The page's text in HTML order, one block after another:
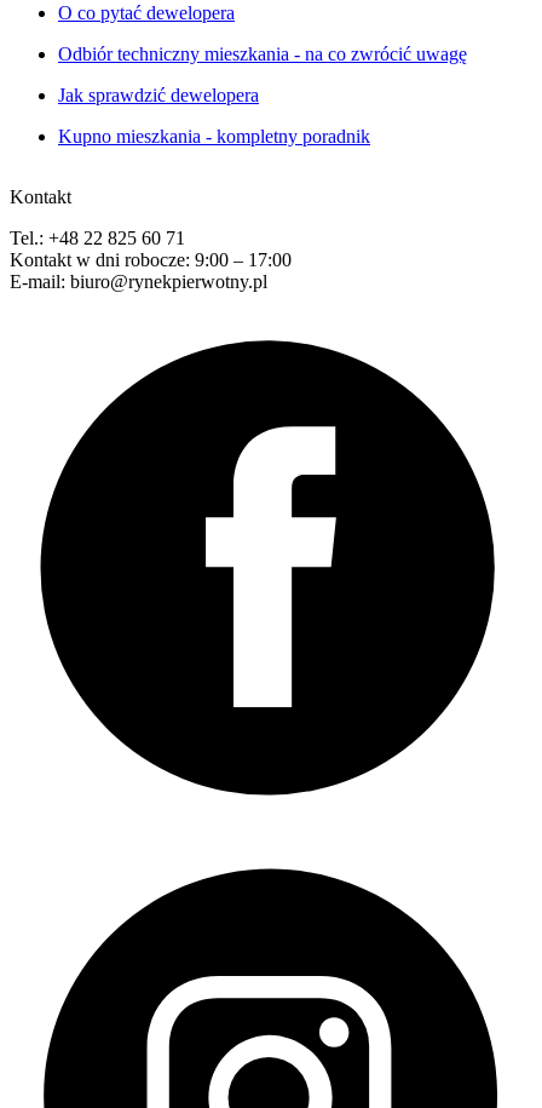
O co pytać dewelopera
Odbiór techniczny mieszkania - na co zwrócić uwagę
Jak sprawdzić dewelopera
Kupno mieszkania - kompletny poradnik
Kontakt
Tel.: +48 22 825 60 71
Kontakt w dni robocze: 9:00 – 17:00
E-mail: biuro@rynekpierwotny.pl